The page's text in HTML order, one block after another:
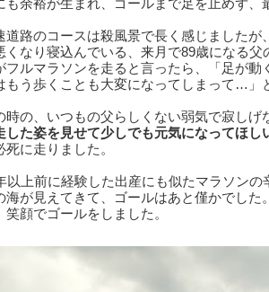
も余裕が生まれ、ゴールまで足を止めず
道路のコースは殺風景で長く感じました
くなり寝込んでいる、来月で89歳になる父
フルマラソンを走ると言ったら、「足が
もう歩くことも大変になってしまって…」
時の、いつもの父らしくない弱気で寂しげ
した姿を見せて少しでも元気になってほし
死に走りました。
以上前に経験した出産にも似たマラソン
海が見えてきて、ゴールはあと僅かでし
笑顔でゴールをしました。